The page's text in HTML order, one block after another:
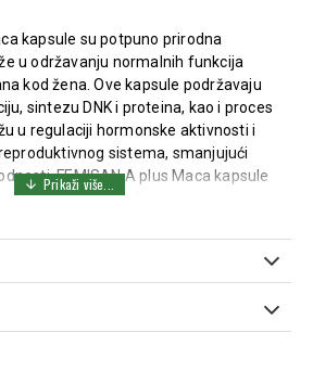
kapsule su potpuno prirodna
u održavanju normalnih funkcija
kod žena. Ove kapsule podržavaju
sintezu DNK i proteina, kao i proces
u regulaciji hormonske aktivnosti i
sistema, smanjujući
FEMISAN A plus Maca kapsule
i pogodne su za
2 puta dnevno, pre obroka.
progutati ili rastvoriti u vodi, čaju ili